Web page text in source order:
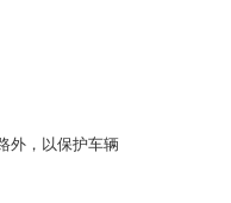
外，以保护车辆